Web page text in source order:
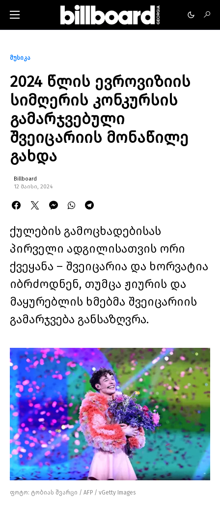
მუსიკა
2024 წლის ევროვიზიის
სიმღერის კონკურსის
გამარჯვებული
შვეიცარიის მონაწილე
გახდა
Billboard
12 მაისი, 2024
ქულების გამოცხადებისას
პირველი ადგილისათვის ორი
ქვეყანა – შვეიცარია და ხორვატია
იბრძოდნენ, თუმცა ჟიურის და
მაყურებლის ხმებმა შვეიცარიის
გამარჯვება განსაზღვრა.
ფოტო: ტობიას შვარცი / AFP / vGetty Images